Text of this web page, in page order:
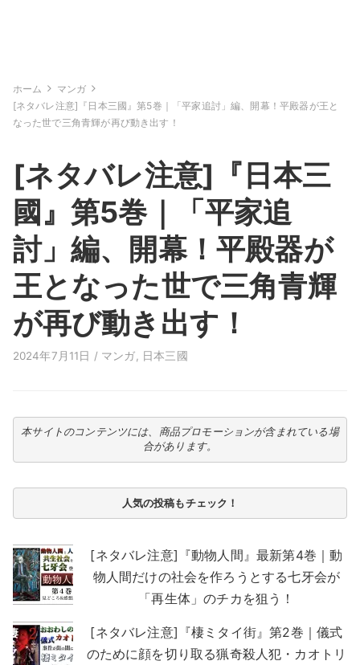
ホーム
マンガ
[ネタバレ注意]『日本三國』第5巻｜「平家追討」編、開幕！平殿器が王と
なった世で三角青輝が再び動き出す！
[ネタバレ注意]『日本三
國』第5巻｜「平家追
討」編、開幕！平殿器が
王となった世で三角青輝
が再び動き出す！
2024年7月11日 / マンガ 日本三國
本サイトのコンテンツには、商品プロモーションが含まれている場
合があります。
人気の投稿もチェック！
[ネタバレ注意]『動物人間』最新第4巻｜動
物人間だけの社会を作ろうとする七牙会が
「再生体」のチカを狙う！
[ネタバレ注意]『棲ミタイ街』第2巻｜儀式
のために顔を切り取る猟奇殺人犯・カオトリ